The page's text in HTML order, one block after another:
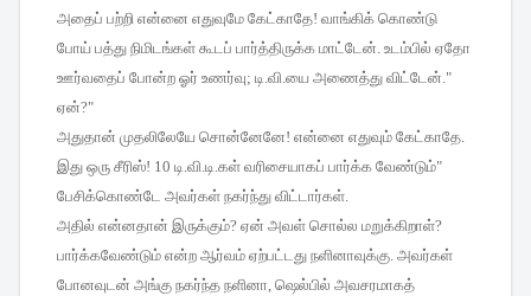
அதைப் பற்றி என்னை எதுவுமே கேட்காதே! வாங்கிக் கொண்டு
போய் பத்து நிமிடங்கள் கூடப் பார்த்திருக்க மாட்டேன். உடம்பில் ஏதோ
ஊர்வதைப் போன்ற ஓர் உணர்வு; டி.வி.யை அணைத்து விட்டேன்."
ஏன்?"
அதுதான் முதலிலேயே சொன்னேனே! என்னை எதுவும் கேட்காதே.
இது ஒரு சீரிஸ்! 10 டி.வி.டி.கள் வரிசையாகப் பார்க்க வேண்டும்"
பேசிக்கொண்டே அவர்கள் நகர்ந்து விட்டார்கள்.
அதில் என்னதான் இருக்கும்? ஏன் அவள் சொல்ல மறுக்கிறாள்?
பார்க்கவேண்டும் என்ற ஆர்வம் ஏற்பட்டது நளினாவுக்கு. அவர்கள்
போனவுடன் அங்கு நகர்ந்த நளினா, ஷெல்பில் அவசரமாகத்